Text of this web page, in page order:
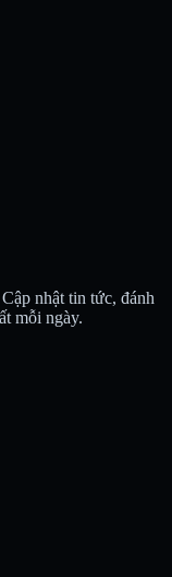
nhật tin tức, đánh
mỗi ngày.